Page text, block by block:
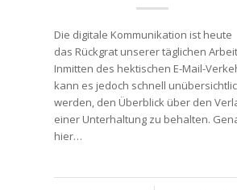
Die digitale Kommunikation ist heute
das Rückgrat unserer täglichen
Inmitten des hektischen E-Mail-
kann es jedoch schnell
werden, den Überblick über den
einer Unterhaltung zu behalten.
hier…